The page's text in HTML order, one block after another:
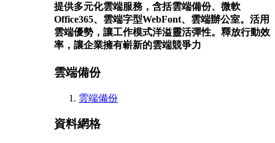
提供多元化雲端服務，含括雲端備份、微軟
Office365、雲端字型WebFont、雲端辦公室。活用
雲端優勢，讓工作模式洋溢靈活彈性。釋放行動效
率，讓企業擁有嶄新的雲端競爭力
雲端備份
雲端備份
資料網格